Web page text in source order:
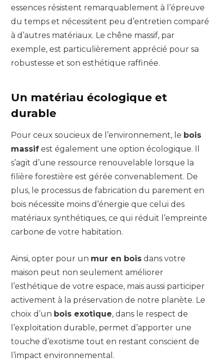
essences résistent remarquablement à l’épreuve
du temps et nécessitent peu d’entretien comparé
à d’autres matériaux. Le chêne massif, par
exemple, est particulièrement apprécié pour sa
robustesse et son esthétique raffinée.
Un matériau écologique et
durable
Pour ceux soucieux de l’environnement, le bois
massif est également une option écologique. Il
s’agit d’une ressource renouvelable lorsque la
filière forestière est gérée convenablement. De
plus, le processus de fabrication du parement en
bois nécessite moins d’énergie que celui des
matériaux synthétiques, ce qui réduit l’empreinte
carbone de votre habitation.
Ainsi, opter pour un mur en bois dans votre
maison peut non seulement améliorer
l’esthétique de votre espace, mais aussi participer
activement à la préservation de notre planète. Le
choix d’un bois exotique, dans le respect de
l’exploitation durable, permet d’apporter une
touche d’exotisme tout en restant conscient de
l’impact environnemental.